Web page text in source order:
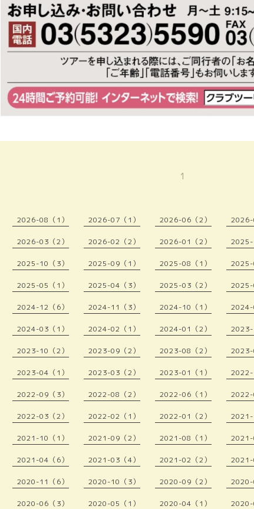
1
2026-08（1） 2026-07（1） 2026-06（2） 2026-
2026-03（2） 2026-02（2） 2026-01（2） 2025-
2025-10（3） 2025-09（1） 2025-08（1） 2025-
2025-05（1） 2025-04（3） 2025-03（2） 2025-
2024-12（6） 2024-11（3） 2024-10（1） 2024-
2024-03（1） 2024-02（1） 2024-01（2） 2023-
2023-10（2） 2023-09（2） 2023-08（2） 2023-
2023-04（1） 2023-03（2） 2023-01（1） 2022-
2022-09（3） 2022-08（2） 2022-06（1） 2022-
2022-03（2） 2022-02（1） 2022-01（2） 2021-
2021-10（1） 2021-09（2） 2021-08（1） 2021-
2021-04（6） 2021-03（4） 2021-02（2） 2021-
2020-11（6） 2020-10（3） 2020-09（2） 2020-
2020-06（3） 2020-05（1） 2020-04（1） 2020-